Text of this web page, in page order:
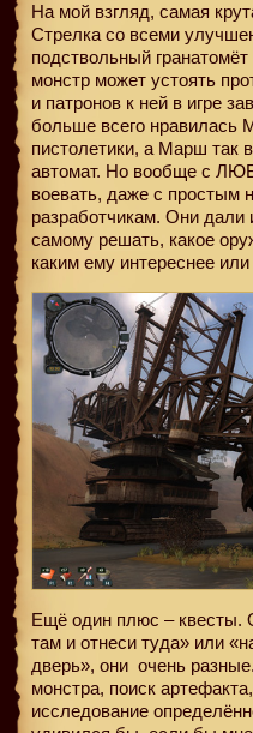
На мой взгляд, самая
Стрелка со всеми
подствольный
монстр может устоять
и патронов к ней в игре
больше всего
пистолетики, а Марш так
автомат. Но вообще с
воевать, даже с простым
разработчикам. Они
самому решать, какое
каким ему интереснее
Ещё один плюс – квесты.
там и отнеси туда» или
дверь», они очень
монстра, поиск
исследование